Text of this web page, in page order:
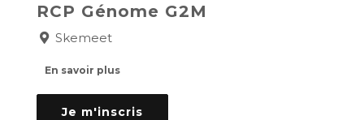
RCP Génome G2M
Skemeet
En savoir plus
Je m'inscris